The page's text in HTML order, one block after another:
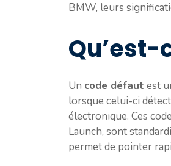
BMW, leurs
Qu’est-
Un code défaut est
lorsque celui-ci
électronique. Ces
Launch, sont
permet de pointer